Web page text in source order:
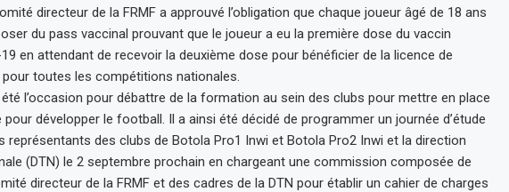
directeur de la FRMF a approuvé l’obligation que chaque joueur âgé de 18 ans
du pass vaccinal prouvant que le joueur a eu la première dose du vaccin
en attendant de recevoir la deuxième dose pour bénéficier de la licence de
pour toutes les compétitions nationales.
l’occasion pour débattre de la formation au sein des clubs pour mettre en place
pour développer le football. Il a ainsi été décidé de programmer un journée d’étude
représentants des clubs de Botola Pro1 Inwi et Botola Pro2 Inwi et la direction
(DTN) le 2 septembre prochain en chargeant une commission composée de
directeur de la FRMF et des cadres de la DTN pour établir un cahier de charges